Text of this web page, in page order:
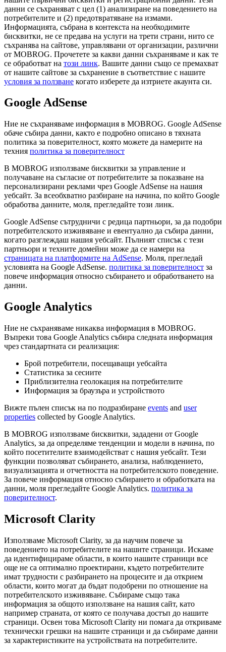
данни се съхраняват с цел (1) анализиране на поведението на
потребителите и (2) предотвратяване на измами.
Информацията, събрана в контекста на необходимите
бисквитки, не се предава на услуги на трети страни, нито се
съхранява на сайтове, управлявани от организации, различни
от MOBROG. Прочетете за какви данни съхраняваме и как те
се обработват на този линк. Вашите данни също се премахват
от нашите сайтове за съхранение в съответствие с нашите
условия за ползване когато изберете да изтриете акаунта си.
Google AdSense
Ние не съхраняваме информация в MOBROG. Google AdSense
обаче събира данни, както е подробно описано в тяхната
политика за поверителност, която можете да намерите на
техния политика за поверителност
В MOBROG използваме бисквитки за управление и
получаване на съгласие от потребителите за показване на
персонализирани реклами чрез Google AdSense на нашия
уебсайт. За всеобхватно разбиране на начина, по който Google
обработва данните, моля, прегледайте този линк.
Google AdSense сътрудничи с редица партньори, за да подобри
потребителското изживяване и евентуално да събира данни,
когато разглеждаш нашия уебсайт. Пълният списък с тези
партньори и техните домейни може да се намери на
страницата на платформите на AdSense. Моля, прегледай
условията на Google AdSense. политика за поверителност за
повече информация относно събирането и обработването на
данни.
Google Analytics
Ние не съхраняваме никаква информация в MOBROG.
Въпреки това Google Analytics събира следната информация
чрез стандартната си реализация:
Брой потребители, посещаващи уебсайта
Статистика за сесиите
Приблизителна геолокация на потребителите
Информация за браузъра и устройството
Вижте пълен списък на по подразбиране events and user
properties collected by Google Analytics.
В MOBROG използваме бисквитки, зададени от Google
Analytics, за да определяме тенденции и модели в начина, по
който посетителите взаимодействат с нашия уебсайт. Тези
функции позволяват събирането, анализа, наблюдението,
визуализацията и отчетността на потребителското поведение.
За повече информация относно събирането и обработката на
данни, моля прегледайте Google Analytics. политика за
поверителност.
Microsoft Clarity
Използваме Microsoft Clarity, за да научим повече за
поведението на потребителите на нашите страници. Искаме
да идентифицираме области, в които нашите страници все
още не са оптимално проектирани, където потребителите
имат трудности с разбирането на процесите и да открием
области, които могат да бъдат подобрени по отношение на
потребителското изживяване. Събираме също така
информация за общото използване на нашия сайт, като
например страната, от която се получава достъп до нашите
страници. Освен това Microsoft Clarity ни помага да откриваме
технически грешки на нашите страници и да събираме данни
за характеристиките на устройствата на потребителите.